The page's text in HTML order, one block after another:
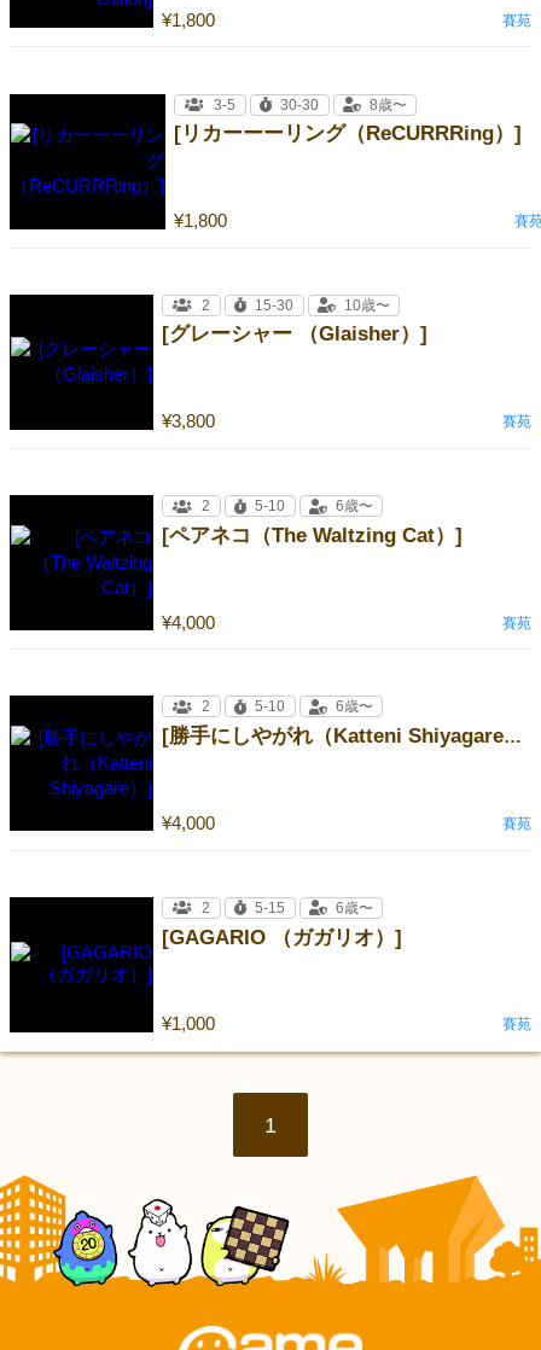
¥1,800 賽苑
[リカーーーリング（ReCURRRing）]
¥1,800
3-5 30-30 8歳〜
賽
[グレーシャー （Glaisher）]
¥3,800
2 15-30 10歳〜
賽苑
[ペアネコ（The Waltzing Cat）]
¥4,000
2 5-10 6歳〜
賽苑
[勝手にしやがれ（Katteni Shiyagare）]
¥4,000
2 5-10 6歳〜
賽苑
[GAGARIO （ガガリオ）]
¥1,000
2 5-15 6歳〜
賽苑
1